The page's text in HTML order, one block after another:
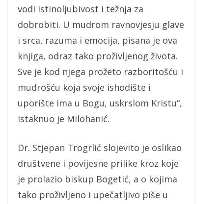
vodi istinoljubivost i težnja za
dobrobiti. U mudrom ravnovjesju glave
i srca, razuma i emocija, pisana je ova
knjiga, odraz tako proživljenog života.
Sve je kod njega prožeto razboritošću i
mudrošću koja svoje ishodište i
uporište ima u Bogu, uskrslom Kristu“,
istaknuo je Milohanić.
Dr. Stjepan Trogrlić slojevito je oslikao
društvene i povijesne prilike kroz koje
je prolazio biskup Bogetić, a o kojima
tako proživljeno i upečatljivo piše u